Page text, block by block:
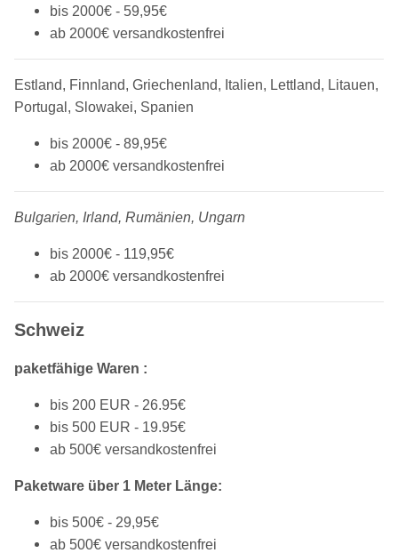
bis 2000€ - 59,95€
ab 2000€ versandkostenfrei
Estland, Finnland, Griechenland, Italien, Lettland, Litauen,
Portugal, Slowakei, Spanien
bis 2000€ - 89,95€
ab 2000€ versandkostenfrei
Bulgarien, Irland, Rumänien, Ungarn
bis 2000€ - 119,95€
ab 2000€ versandkostenfrei
Schweiz
paketfähige Waren :
bis 200 EUR - 26.95€
bis 500 EUR - 19.95€
ab 500€ versandkostenfrei
Paketware über 1 Meter Länge:
bis 500€ - 29,95€
ab 500€ versandkostenfrei